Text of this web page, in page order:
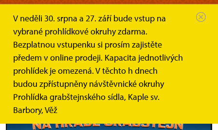
V neděli 30. srpna a 27. září bude vstup na
vybrané prohlídkové okruhy zdarma.
Bezplatnou vstupenku si prosím zajistěte
předem v online prodeji. Kapacita jednotlivých
prohlídek je omezená. V těchto h dnech
budou zpřístupněny návštěvnické okruhy
Prohlídka grabštejnského sídla, Kaple sv.
Barbory, Věž
Grabštejn Akce Devadesátky na hradě Grabštejn
Devadesátky na hradě Grabštejn